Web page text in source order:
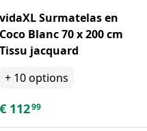
vidaXL Surmatelas en
Coco Blanc 70 x 200 cm
Tissu jacquard
+ 10options
€ 11299